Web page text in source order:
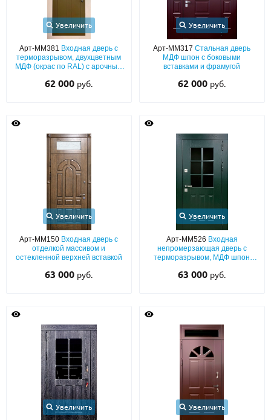
Увеличить
Арт-ММ381 Входная дверь с
терморазрывом, двухцветным
МДФ (окрас по RAL) с арочным
62 000 руб.
Увеличить
Арт-ММ317Стальная дверь
МДФ шпон с боковыми
вставками и фрамугой
62 000 руб.
Увеличить
Арт-ММ150 Входная дверь с
отделкой массивом и
остекленной верхней вставкой
63 000 руб.
Увеличить
Арт-ММ526 Входная
непромерзающая дверь с
терморазрывом, МДФ шпон
со стеклопакетом
63 000 руб.
Увеличить Увеличить